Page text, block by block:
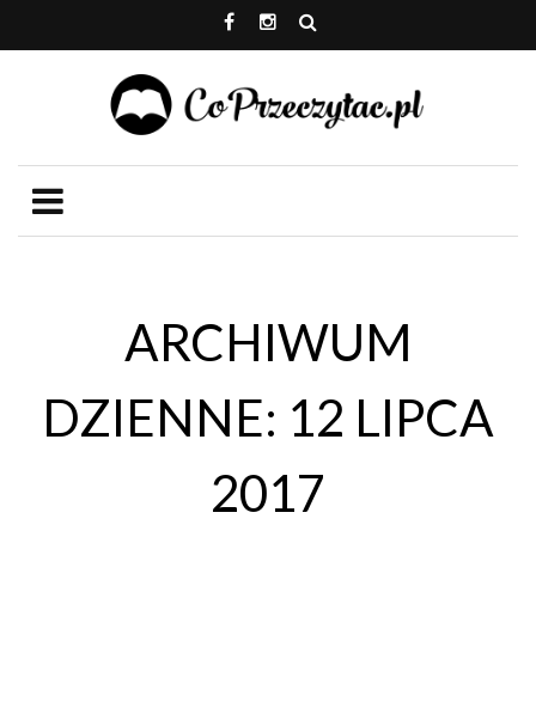
ARCHIWUM
DZIENNE: 12 LIPCA
2017